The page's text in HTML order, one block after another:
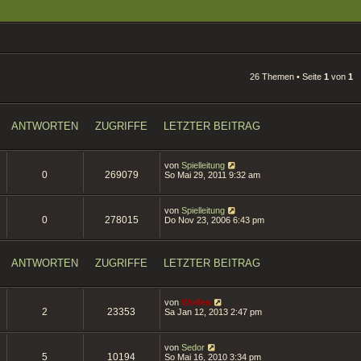
26 Themen • Seite 1 von 1
ANTWORTEN ZUGRIFFE LETZTER BEITRAG
0 269079
von Spielleitung
So Mai 29, 2011 9:32 am
0 278015
von Spielleitung
Do Nov 23, 2006 6:43 pm
ANTWORTEN ZUGRIFFE LETZTER BEITRAG
2 23353
von Wolfen
Sa Jan 12, 2013 2:47 pm
5 10194
von Sedor
So Mai 16, 2010 3:34 pm